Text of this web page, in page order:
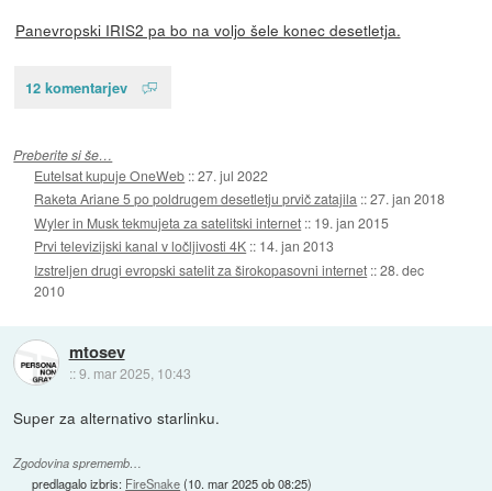
Panevropski IRIS2 pa bo na voljo šele konec desetletja.
12 komentarjev
Preberite si še…
Eutelsat kupuje OneWeb ::27. jul 2022
Raketa Ariane 5 po poldrugem desetletju prvič zatajila ::27. jan 2018
Wyler in Musk tekmujeta za satelitski internet :: 19. jan 2015
Prvi televizijski kanal v ločljivosti 4K :: 14. jan 2013
Izstreljen drugi evropski satelit za širokopasovni internet ::28. dec
2010
mtosev
::9. mar 2025, 10:43
Super za alternativo starlinku.
Zgodovina sprememb…
predlagalo izbris: FireSnake(10. mar 2025 ob 08:25)